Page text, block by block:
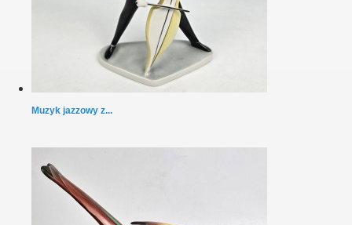
Muzyk jazzowy z...